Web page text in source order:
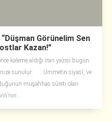
Görünelim Sen
Kazan!”
kaleme aldığı İran yazısı bugün
sunulur: Ümmetin siyasî, ve
muşahhas sûreti olan